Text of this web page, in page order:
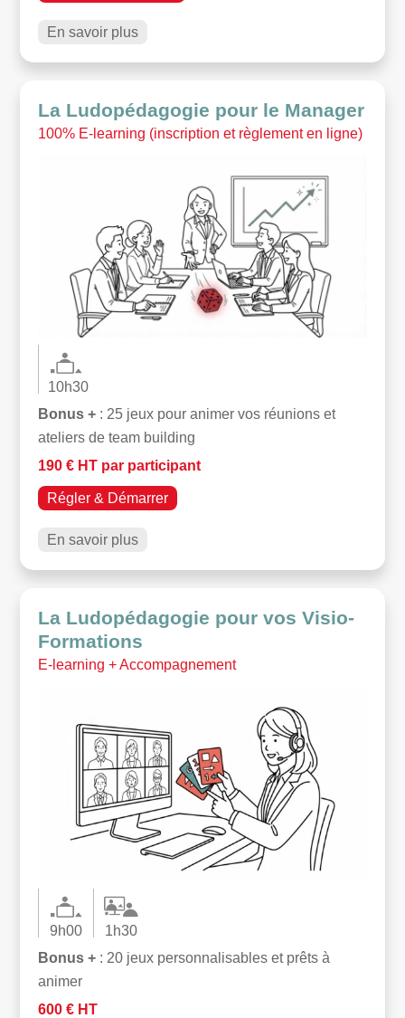
En savoir plus
La Ludopédagogie pour le Manager
100% E-learning (inscription et règlement en ligne)
10h30
Bonus + : 25 jeux pour animer vos réunions et
ateliers de team building
190 € HT par participant
Régler & Démarrer
En savoir plus
La Ludopédagogie pour vos Visio-
Formations
E-learning + Accompagnement
9h00
1h30
Bonus + : 20 jeux personnalisables et prêts à
animer
600 € HT